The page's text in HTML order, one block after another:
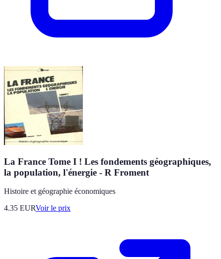
La France Tome I ! Les fondements géographiques,
la population, l'énergie - R Froment
Histoire et géographie économiques
4.35 EURVoir le prix